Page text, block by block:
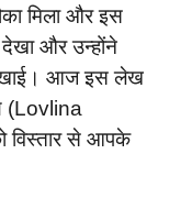
मिला और इस
देखा और उन्होंने
आज इस लेख
(Lovlina
से आपके